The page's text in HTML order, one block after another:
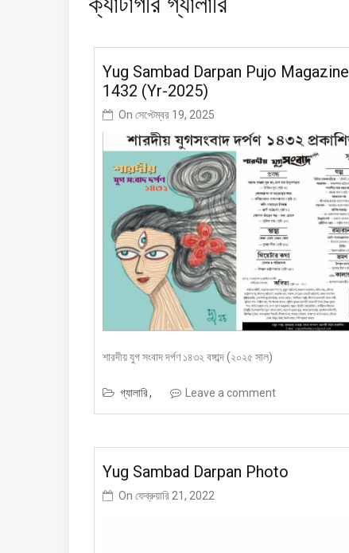
Yug Sambad Darpan Pujo Magazine
1432 (Yr-2025)
On সেপ্টেম্বর 19, 2025
শারদীয় যুগ সংবাদ দর্পণ ১৪৩২ বঙ্গাব্দ (২০২৫ সাল)
গ্যালারি Leave a comment
Yug Sambad Darpan Photo
On ফেব্রুয়ারি 21, 2022